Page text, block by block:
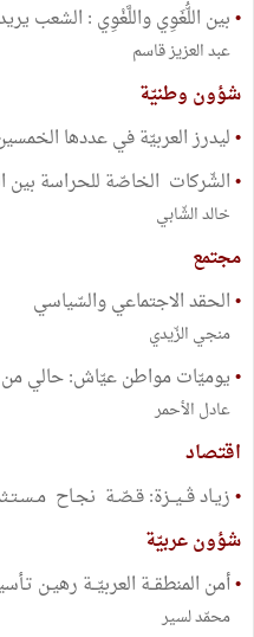
•بين اللُّغَوِي واللَّغْوِي : الشعب
عبد العزيز قاسم
شؤون وطنيّة
•ليدرز العربيّة في عددها
•الشّركات الخاصّة للحراسة بين
خالد الشّابي
مجتمع
•الحقد الاجتماعي والسّياسي
منجي الزّيدي
•يوميّات مواطن عيّاش: حالي من
عادل الأحمر
اقتصاد
•زيـاد ڤــيــزة: قـصّـة نجـاح
شؤون عربيّة
•أمن المنطقــة العربيّــة رهيـن
محمّد لسير